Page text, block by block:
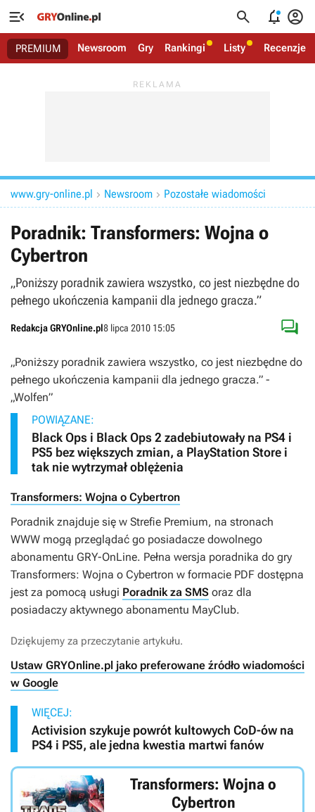
   
PREMIUM Newsroom Gry Rankingi Listy Recenzje
www.gry-online.pl  Newsroom  Pozostałe wiadomości
Poradnik: Transformers: Wojna o
Cybertron
„Poniższy poradnik zawiera wszystko, co jest niezbędne do
pełnego ukończenia kampanii dla jednego gracza.”
Redakcja GRYOnline.pl8 lipca 2010 15:05 
„Poniższy poradnik zawiera wszystko, co jest niezbędne do
pełnego ukończenia kampanii dla jednego gracza.” -
„Wolfen”
POWIĄZANE:
Black Ops i Black Ops 2 zadebiutowały na PS4 i
PS5 bez większych zmian, a PlayStation Store i
tak nie wytrzymał oblężenia
Transformers: Wojna o Cybertron
Poradnik znajduje się w Strefie Premium, na stronach
WWW mogą przeglądać go posiadacze dowolnego
abonamentu GRY-OnLine. Pełna wersja poradnika do gry
Transformers: Wojna o Cybertron w formacie PDF dostępna
jest za pomocą usługi Poradnik za SMS oraz dla
posiadaczy aktywnego abonamentu MayClub.
Dziękujemy za przeczytanie artykułu.
Ustaw GRYOnline.pl jako preferowane źródło wiadomości
w Google
WIĘCEJ:
Activision szykuje powrót kultowych CoD-ów na
PS4 i PS5, ale jedna kwestia martwi fanów
Transformers: Wojna o
Cybertron